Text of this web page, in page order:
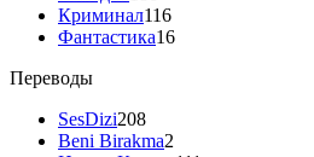
Криминал116
Фантастика16
Переводы
SesDizi208
Beni Birakma2